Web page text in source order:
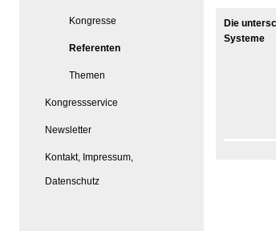
Kongresse
Referenten
Themen
Kongressservice
Newsletter
Kontakt, Impressum,
Datenschutz
Die
Systeme